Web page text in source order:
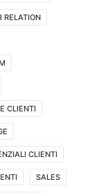
RELATION
CLIENTI
CLIENTI
SALES